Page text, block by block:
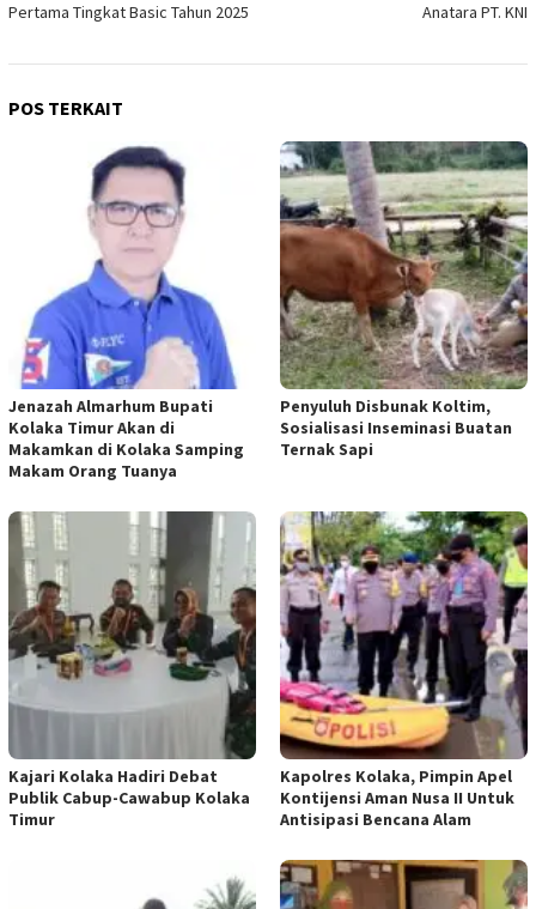
Pertama Tingkat Basic Tahun 2025
Anatara PT. KNI
POS TERKAIT
Jenazah Almarhum Bupati
Kolaka Timur Akan di
Makamkan di Kolaka Samping
Makam Orang Tuanya
Penyuluh Disbunak Koltim,
Sosialisasi Inseminasi Buatan
Ternak Sapi
Kajari Kolaka Hadiri Debat
Publik Cabup-Cawabup Kolaka
Timur
Kapolres Kolaka, Pimpin Apel
Kontijensi Aman Nusa II Untuk
Antisipasi Bencana Alam